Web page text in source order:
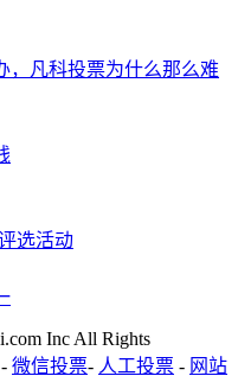
，凡科投票为什么那么难
选活动
Inc All Rights
- 微信投票- 人工投票 - 网站